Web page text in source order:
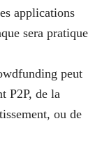
applications
sera pratique
peut
P2P, de la
ou de